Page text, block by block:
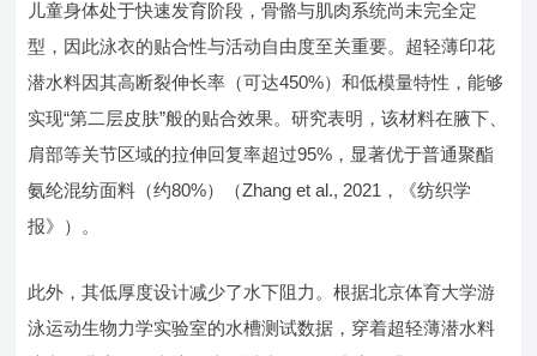
儿童身体处于快速发育阶段，骨骼与肌肉系统尚未完全定
型，因此泳衣的贴合性与活动自由度至关重要。超轻薄印花
潜水料因其高断裂伸长率（可达450%）和低模量特性，能够
实现“第二层皮肤”般的贴合效果。研究表明，该材料在腋下、
肩部等关节区域的拉伸回复率超过95%，显著优于普通聚酯
氨纶混纺面料（约80%）（Zhang et al., 2021，《纺织学
报》）。
此外，其低厚度设计减少了水下阻力。根据北京体育大学游
泳运动生物力学实验室的水槽测试数据，穿着超轻薄潜水料